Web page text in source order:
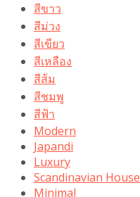
สีขาว
สีม่วง
สีเขียว
สีเหลือง
สีส้ม
สีชมพู
สีฟ้า
Modern
Japandi
Luxury
Scandinavian House
Minimal